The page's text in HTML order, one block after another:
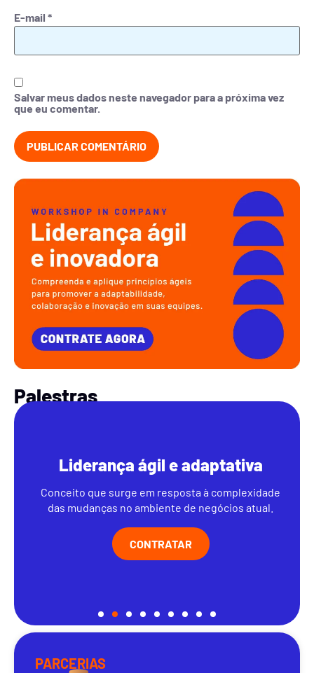
E-mail *
Salvar meus dados neste navegador para a próxima vez
que eu comentar.
Palestras
Liderança ágil e adaptativa
Conceito que surge em resposta à complexidade
das mudanças no ambiente de negócios atual.
CONTRATAR
PARCERIAS